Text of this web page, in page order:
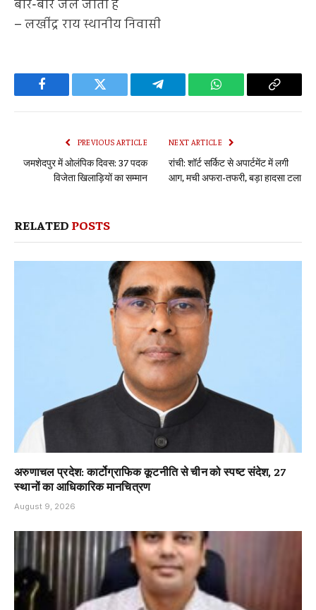
बार-बार जल जाती है
– लखींद्र राय स्थानीय निवासी
Facebook Twitter Telegram WhatsApp Copy
PREVIOUS ARTICLE
जमशेदपुर में ओलंपिक दिवस: 37 पदक
विजेता खिलाड़ियों का सम्मान
NEXT ARTICLE
रांची: शॉर्ट सर्किट से अपार्टमेंट में लगी
आग, मची अफरा-तफरी, बड़ा हादसा टला
RELATED POSTS
अरुणाचल प्रदेश: कार्टोग्राफिक कूटनीति से चीन को स्पष्ट संदेश, 27
स्थानों का आधिकारिक मानचित्रण
August 9, 2026